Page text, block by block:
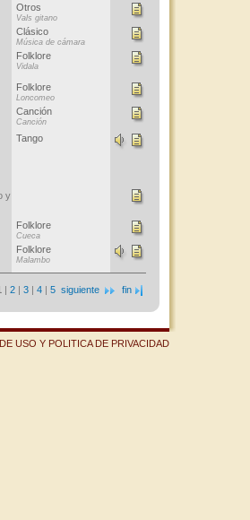
Otros
Vals gitano
Clásico
Música de cámara
Folklore
Vidala
Folklore
Loncomeo
Canción
Canción
Tango
y
Folklore
Cueca
Folklore
Malambo
| 2| 3| 4| 5 siguiente fin
USO Y POLITICA DE PRIVACIDAD